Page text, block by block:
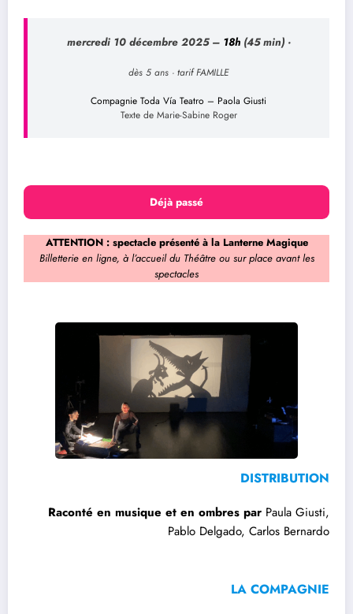
mercredi 10 décembre 2025 – 18h (45 min)·
dès 5 ans · tarif FAMILLE
Compagnie Toda Vía Teatro – Paola Giusti
Texte de Marie-Sabine Roger
Déjà passé
ATTENTION : spectacle présenté à la Lanterne Magique
Billetterie en ligne, à l’accueil du Théâtre ou sur place avant les
spectacles
DISTRIBUTION
Raconté en musique et en ombres par Paula Giusti,
Pablo Delgado, Carlos Bernardo
LA COMPAGNIE